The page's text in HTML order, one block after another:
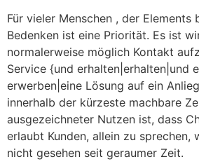
Für vieler Menschen , der Elements
Bedenken ist eine Priorität. Es ist
normalerweise möglich Kontakt
Service {und erhalten|erhalten|und
erwerben|eine Lösung auf ein
innerhalb der kürzeste machbare
ausgezeichneter Nutzen ist, dass
erlaubt Kunden, allein zu sprechen,
nicht gesehen seit geraumer Zeit.